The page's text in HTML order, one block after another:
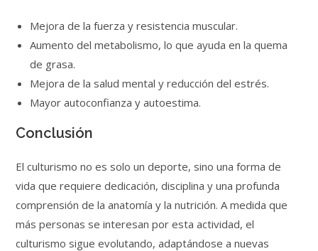
Mejora de la fuerza y resistencia muscular.
Aumento del metabolismo, lo que ayuda en la quema
de grasa.
Mejora de la salud mental y reducción del estrés.
Mayor autoconfianza y autoestima.
Conclusión
El culturismo no es solo un deporte, sino una forma de
vida que requiere dedicación, disciplina y una profunda
comprensión de la anatomía y la nutrición. A medida que
más personas se interesan por esta actividad, el
culturismo sigue evolutando, adaptándose a nuevas